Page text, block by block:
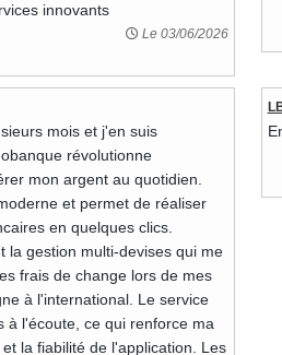
innovants
Le 03/06/2026
mois et j'en suis
révolutionne
mon argent au quotidien.
et permet de réaliser
en quelques clics.
la gestion multi-devises qui me
frais de change lors de mes
à l'international. Le service
à l'écoute, ce qui renforce ma
la fiabilité de l'application. Les